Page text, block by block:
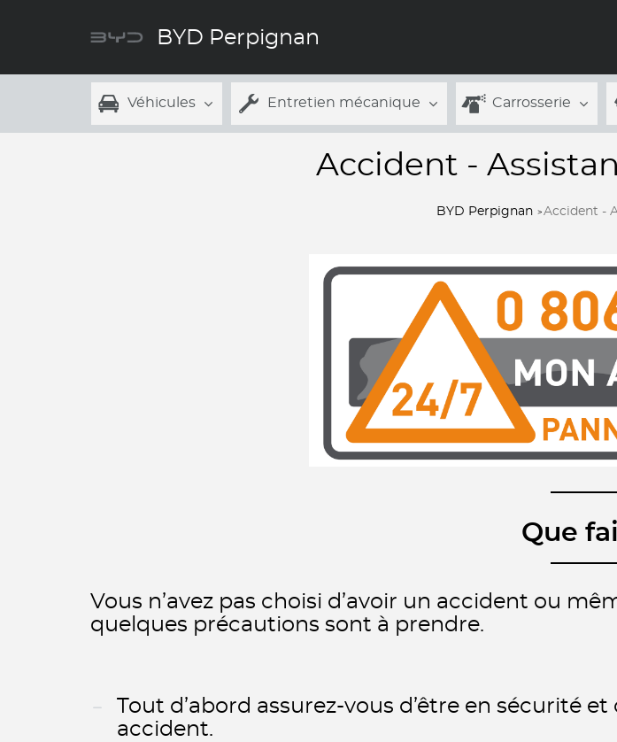
BYD Perpignan
Véhicules Entretien mécanique Carrosserie
Accident -
BYD Perpignan Accident -
Que
Vous n’avez pas choisi d’avoir un accident ou
quelques précautions sont à prendre.
Tout d’abord assurez-vous d’être en sécurité
accident.